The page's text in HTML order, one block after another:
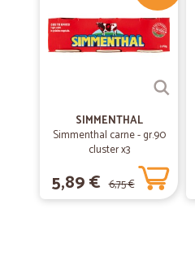
SIMMENTHAL
Simmenthal carne - gr.90
cluster x3
5,89 € 6,75 €